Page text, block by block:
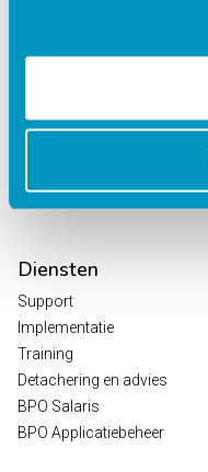
Digitale Zorg
Vrijwilligersportaal
Diensten
Support
Implementatie
Training
Detachering en advies
BPO Salaris
BPO Applicatiebeheer